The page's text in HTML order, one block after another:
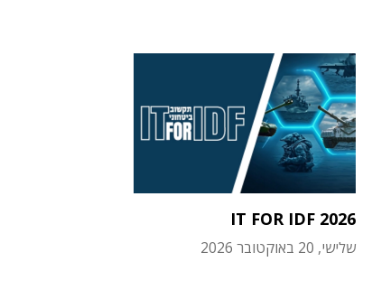
IT FOR IDF 2026
שלישי, 20 באוקטובר 2026